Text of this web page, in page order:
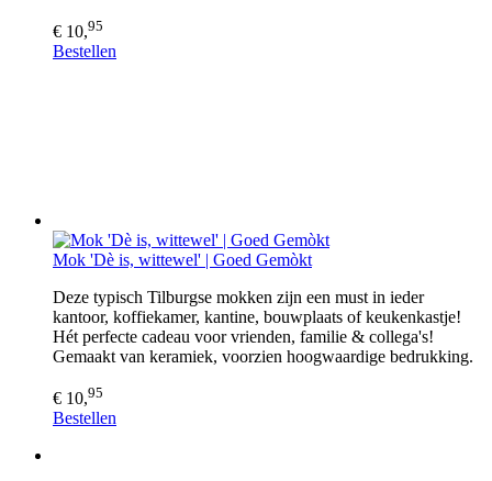
€ 10,95
Bestellen
Mok 'Dè is, wittewel' | Goed Gemòkt
Deze typisch Tilburgse mokken zijn een must in ieder
kantoor, koffiekamer, kantine, bouwplaats of keukenkastje!
Hét perfecte cadeau voor vrienden, familie & collega's!
Gemaakt van keramiek, voorzien hoogwaardige bedrukking.
€ 10,95
Bestellen